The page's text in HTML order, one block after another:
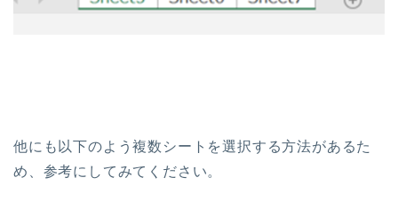
他にも以下のよう複数シートを選択する方法があるた
め、参考にしてみてください。